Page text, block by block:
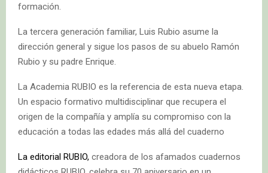
formación.
La tercera generación familiar, Luis Rubio asume la
dirección general y sigue los pasos de su abuelo Ramón
Rubio y su padre Enrique.
La Academia RUBIO es la referencia de esta nueva etapa.
Un espacio formativo multidisciplinar que recupera el
origen de la compañía y amplía su compromiso con la
educación a todas las edades más allá del cuaderno
La editorial RUBIO, creadora de los afamados cuadernos